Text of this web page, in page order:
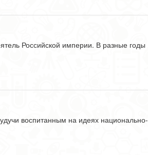
Российской империи. В разные годы
воспитанным на идеях национально-